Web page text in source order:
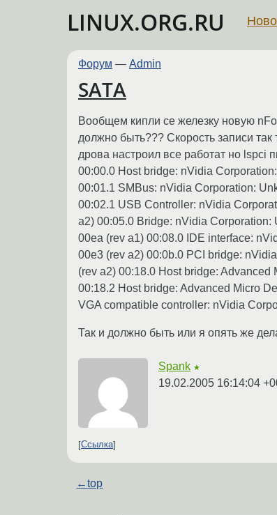
LINUX.ORG.RU
Форум — Admin
SATA
Вообщем кипли се железку новую
должно быть??? Скорость записи
дрова настроил все работат но lspci
00:00.0 Host bridge: nVidia
00:01.1 SMBus: nVidia Corporation:
00:02.1 USB Controller: nVidia
a2) 00:05.0 Bridge: nVidia
00ea (rev a1) 00:08.0 IDE interface:
00e3 (rev a2) 00:0b.0 PCI bridge:
(rev a2) 00:18.0 Host bridge:
00:18.2 Host bridge: Advanced Micro
VGA compatible controller: nVidia
Так и должно быть или я опять же
Spank ★
19.02.2005 16:14:04
Ссылка
←top